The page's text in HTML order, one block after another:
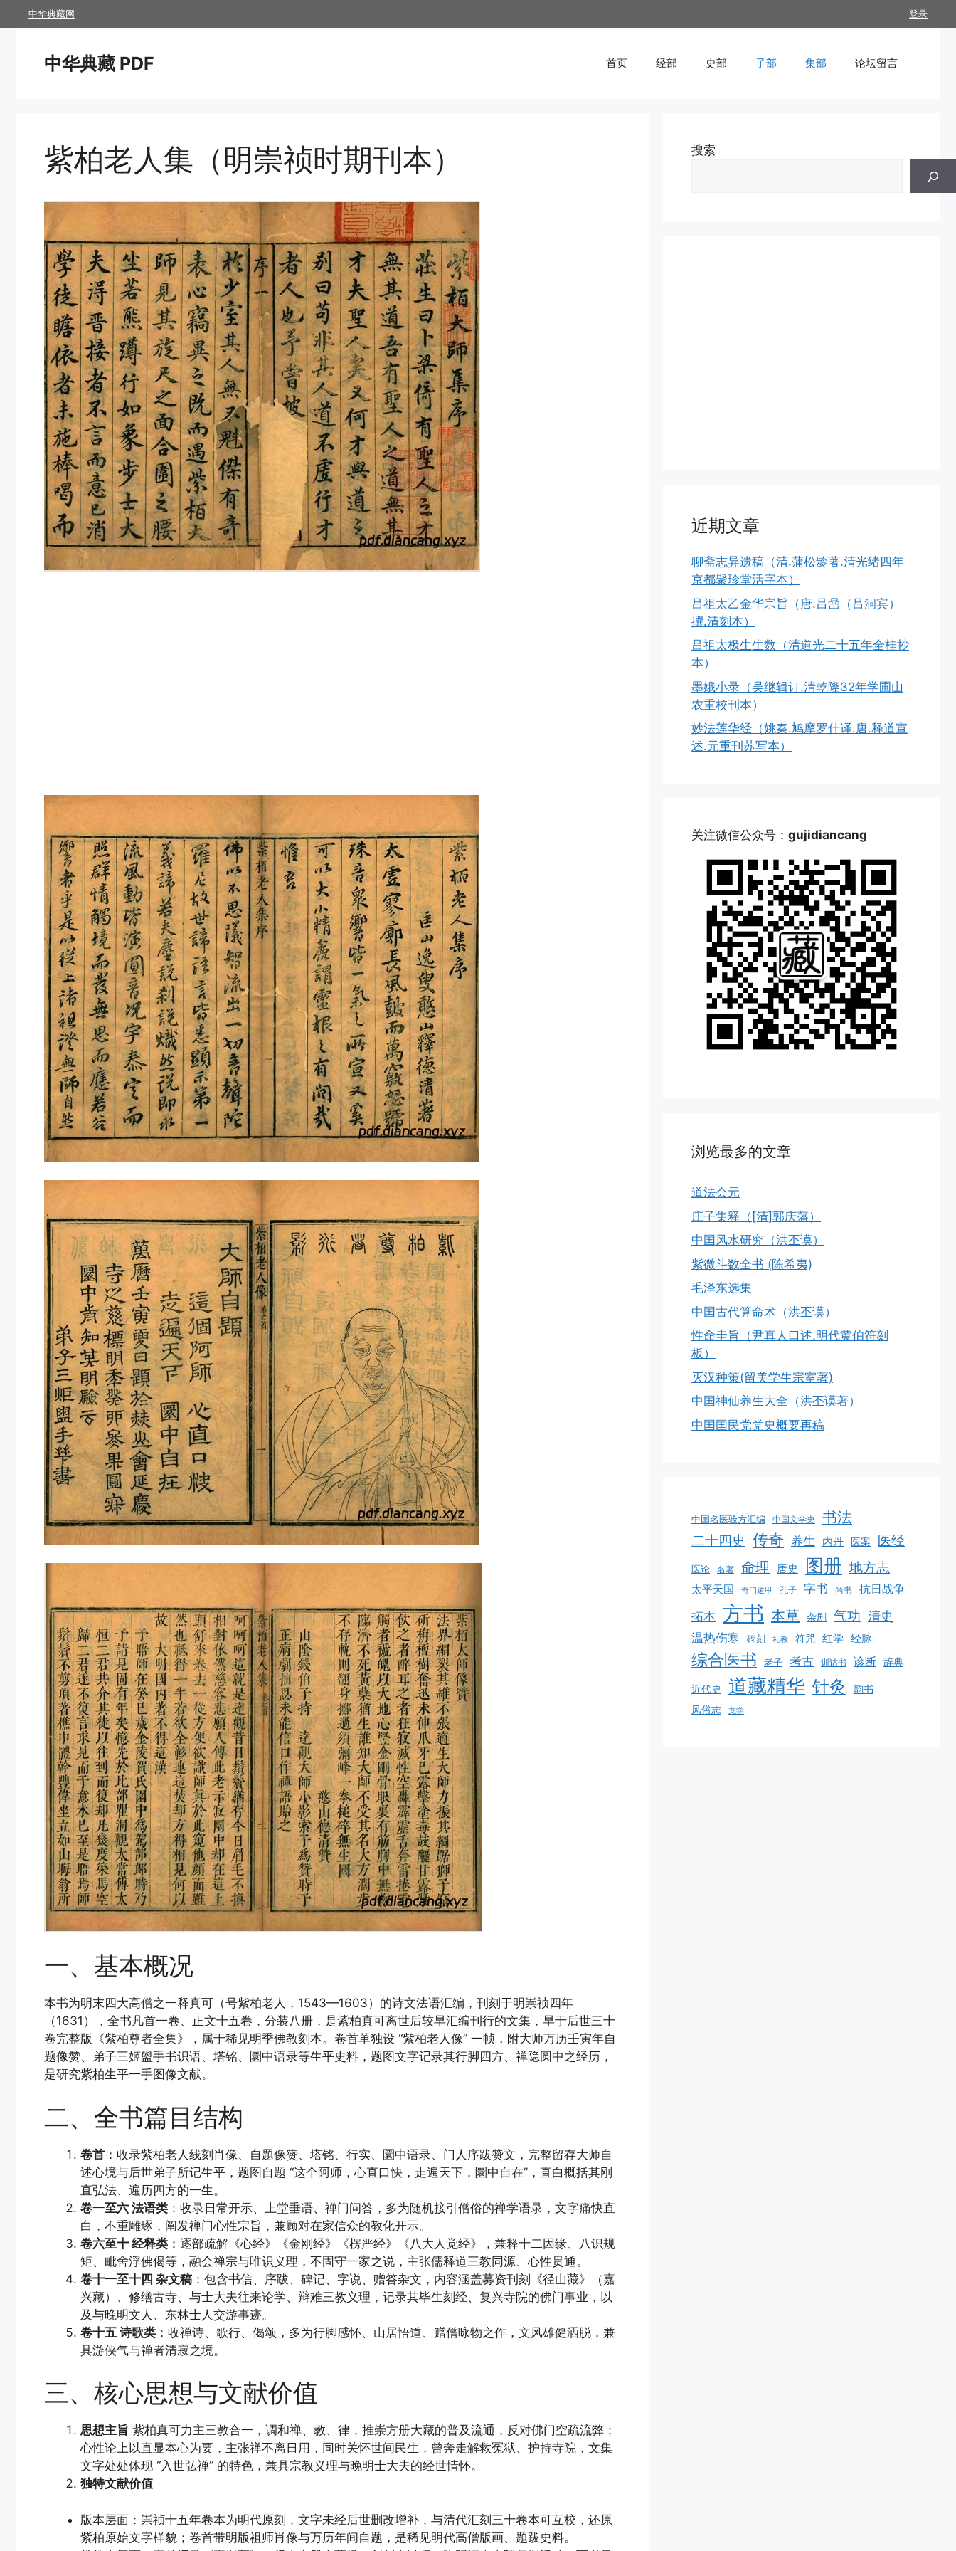
至
登录
中华典藏网
中华典藏 PDF 首页 经部 史部 子部 集部 论坛留言
紫柏老人集（明崇祯时期刊本）
一、基本概况
本书为明末四大高僧之一释真可（号紫柏老人，1543—1603）的诗文法语汇编，刊刻于明崇祯四年
（1631），全书凡首一卷、正文十五卷，分装八册，是紫柏真可离世后较早汇编刊行的文集，早于后世三十
卷完整版《紫柏尊者全集》，属于稀见明季佛教刻本。卷首单独设 “紫柏老人像” 一帧，附大师万历壬寅年自
题像赞、弟子三姬盥手书识语、塔铭、圜中语录等生平史料，题图文字记录其行脚四方、禅隐圆中之经历，
是研究紫柏生平一手图像文献。
二、全书篇目结构
卷首 ：收录紫柏老人线刻肖像、自题像赞、塔铭、行实、圜中语录、门人序跋赞文，完整留存大师自
述心境与后世弟子所记生平，题图自题 “这个阿师，心直口快，走遍天下，圜中自在”，直白概括其刚
直弘法、遍历四方的一生。
卷一至六 法语类 ：收录日常开示、上堂垂语、禅门问答，多为随机接引僧俗的禅学语录，文字痛快直
白，不重雕琢，阐发禅门心性宗旨，兼顾对在家信众的教化开示。
卷六至十 经释类 ：逐部疏解《心经》《金刚经》《楞严经》《八大人觉经》，兼释十二因缘、八识规
矩、毗舍浮佛偈等，融会禅宗与唯识义理，不固守一家之说，主张儒释道三教同源、心性贯通。
卷十一至十四 杂文稿 ：包含书信、序跋、碑记、字说、赠答杂文，内容涵盖募资刊刻《径山藏》（嘉
兴藏）、修缮古寺、与士大夫往来论学、辩难三教义理，记录其毕生刻经、复兴寺院的佛门事业，以
及与晚明文人、东林士人交游事迹。
卷十五 诗歌类 ：收禅诗、歌行、偈颂，多为行脚感怀、山居悟道、赠僧咏物之作，文风雄健洒脱，兼
具游侠气与禅者清寂之境。
三、核心思想与文献价值
思想主旨 紫柏真可力主三教合一，调和禅、教、律，推崇方册大藏的普及流通，反对佛门空疏流弊；
心性论上以直显本心为要，主张禅不离日用，同时关怀世间民生，曾奔走解救冤狱、护持寺院，文集
文字处处体现 “入世弘禅” 的特色，兼具宗教义理与晚明士大夫的经世情怀。
独特文献价值
版本层面：崇祯十五年卷本为明代原刻，文字未经后世删改增补，与清代汇刻三十卷本可互校，还原
紫柏原始文字样貌；卷首带明版祖师肖像与万历年间自题，是稀见明代高僧版画、题跋史料。
搜索
近期文章
聊斋志异遗稿（清.蒲松龄著.清光绪四年
京都聚珍堂活字本）
吕祖太乙金华宗旨（唐.吕喦（吕洞宾）
撰.清刻本）
吕祖太极生生数（清道光二十五年全桂抄
本）
墨娥小录（吴继辑订.清乾隆32年学圃山
农重校刊本）
妙法莲华经（姚秦.鸠摩罗什译.唐.释道宣
述.元重刊苏写本）
关注微信公众号： gujidiancang
浏览最多的文章
道法会元
庄子集释（[清]郭庆藩）
中国风水研究（洪丕谟）
紫微斗数全书 (陈希夷)
毛泽东选集
中国古代算命术（洪丕谟）
性命圭旨（尹真人口述.明代黄伯符刻
板）
灭汉种策(留美学生宗室著)
中国神仙养生大全（洪丕谟著）
中国国民党党史概要再稿
中国名医验方汇编 中国文学史 书法
二十四史 传奇 养生 内丹 医案 医经
医论 名著 命理 唐史 图册 地方志
太平天国 奇门遁甲 孔子 字书 尚书 抗日战争
拓本 方书 本草 杂剧 气功 清史
温热伤寒 碑刻 礼教 符咒 红学 经脉
综合医书 老子 考古 训诂书 诊断 辞典
近代史 道藏精华 针灸 韵书
风俗志 龙学